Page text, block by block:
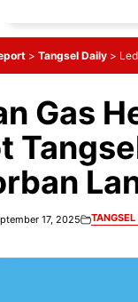
> Tangsel Daily >
Gas
17, 2025 TANGSEL